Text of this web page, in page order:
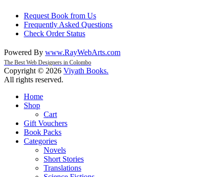
Request Book from Us
Frequently Asked Questions
Check Order Status
Powered By www.RayWebArts.com
The Best Web Designers in Colombo
Copyright © 2026 Viyath Books.
All rights reserved.
Home
Shop
Cart
Gift Vouchers
Book Packs
Categories
Novels
Short Stories
Translations